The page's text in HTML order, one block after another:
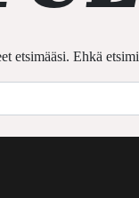
etsimääsi. Ehkä